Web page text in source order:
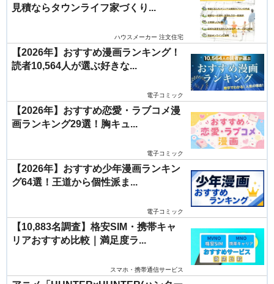
見積ならタウンライフ家づくり...
ハウスメーカー 注文住宅
【2026年】おすすめ漫画ランキング！
読者10,564人が選ぶ好きな...
電子コミック
【2026年】おすすめ恋愛・ラブコメ漫
画ランキング29選！胸キュ...
電子コミック
【2026年】おすすめ少年漫画ランキン
グ64選！王道から個性派ま...
電子コミック
【10,883名調査】格安SIM・携帯キャ
リアおすすめ比較｜満足度ラ...
スマホ・携帯通信サービス